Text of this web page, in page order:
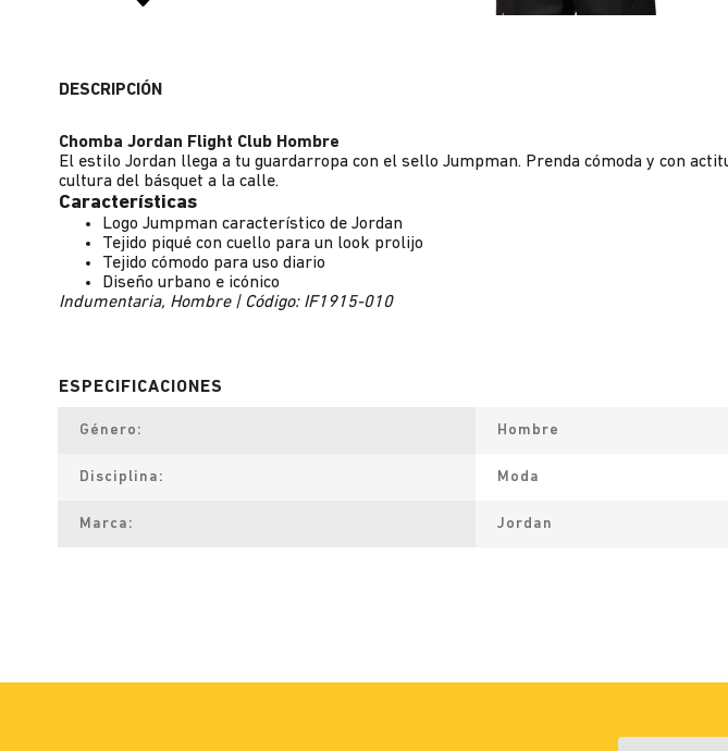
DESCRIPCIÓN
Chomba Jordan Flight Club Hombre
El estilo Jordan llega a tu guardarropa con el sello Jumpman. Prenda cómoda y con
cultura del básquet a la calle.
Características
Logo Jumpman característico de Jordan
Tejido piqué con cuello para un look prolijo
Tejido cómodo para uso diario
Diseño urbano e icónico
Indumentaria, Hombre | Código: IF1915-010
Género Hombre
Disciplina Moda
Marca Jordan